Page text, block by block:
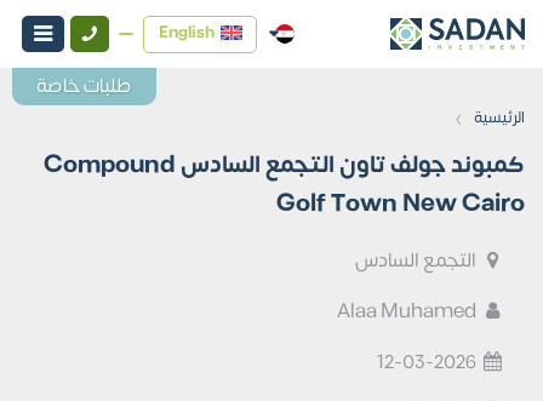
English
الرئيسية ›
كمبوند جولف تاون التجمع السادس Compound
Golf Town New Cairo
التجمع السادس
12-03-2026
طلبات خاصة